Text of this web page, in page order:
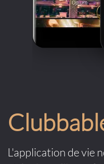
L'application de vie